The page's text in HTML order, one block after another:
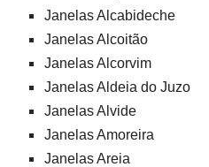
Janelas Alcabideche
Janelas Alcoitão
Janelas Alcorvim
Janelas Aldeia do Juzo
Janelas Alvide
Janelas Amoreira
Janelas Areia